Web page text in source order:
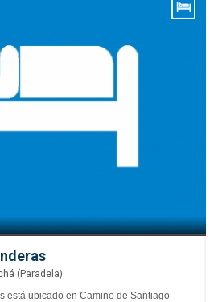
(Paradela)
está ubicado en Camino de Santiago -